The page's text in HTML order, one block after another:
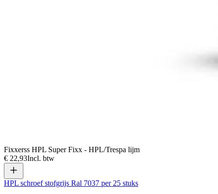
Fixxerss HPL Super Fixx - HPL/Trespa lijm
€ 22,93Incl. btw
HPL schroef stofgrijs Ral 7037 per 25 stuks